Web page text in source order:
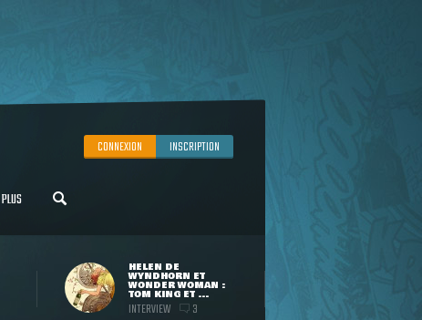
CONNEXION INSCRIPTION
PLUS
HELEN DE
WYNDHORN ET
WONDER WOMAN :
TOM KING ET ...
INTERVIEW 3